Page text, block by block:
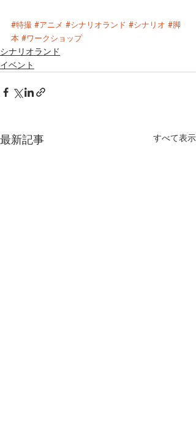
#特撮 #アニメ #シナリオランド #シナリオ #脚
本 #ワークショップ
シナリオランド
イベント
最新記事 すべて表示